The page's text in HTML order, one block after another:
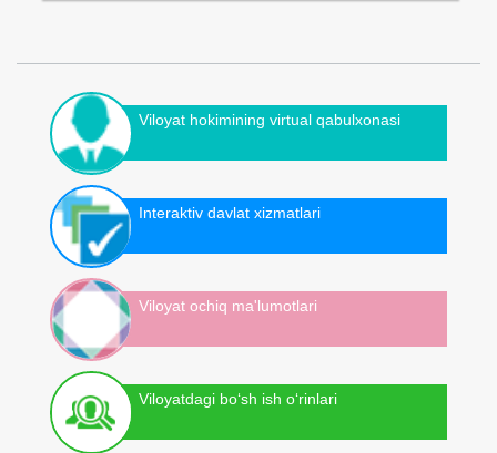
Viloyat hokimining virtual qabulxonasi
Interaktiv davlat xizmatlari
Viloyat ochiq ma'lumotlari
Viloyatdagi bo‘sh ish o‘rinlari